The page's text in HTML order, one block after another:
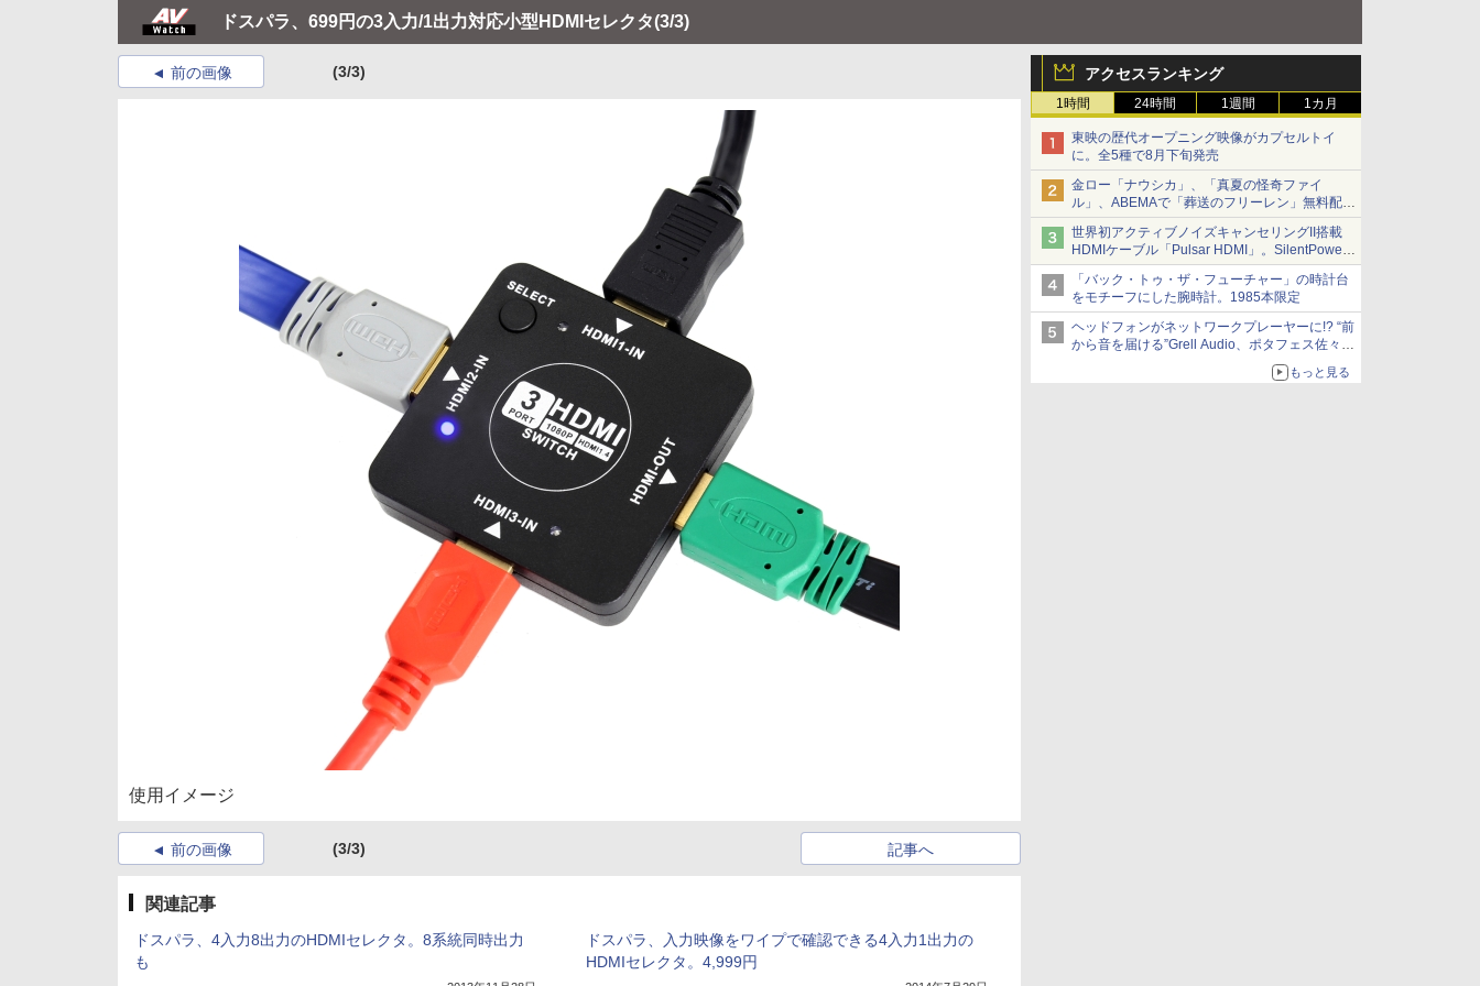
ドスパラ、699円の3入力/1出力対応小型HDMIセレクタ(3/3)
アクセスランキング
1時間 24時間 1週間 1カ月
東映の歴代オープニング映像がカプセルトイ
に。全5種で8月下旬発売
金ロー「ナウシカ」、「真夏の怪奇ファイ
ル」、ABEMAで「葬送のフリーレン」無料配信
など。夏の特番・配信情報
世界初アクティブノイズキャンセリングII搭載
HDMIケーブル「Pulsar HDMI」。SilentPower
から
「バック・トゥ・ザ・フューチャー」の時計台
をモチーフにした腕時計。1985本限定
ヘッドフォンがネットワークプレーヤーに!? “前
から音を届ける”Grell Audio、ポタフェス佐々木
もっと見る
前の画像 (3/3)
使用イメージ
前の画像 (3/3) 記事へ
関連記事
ドスパラ、4入力8出力のHDMIセレクタ。8系統同時出力
も
ドスパラ、入力映像をワイプで確認できる4入力1出力の
HDMIセレクタ。4,999円